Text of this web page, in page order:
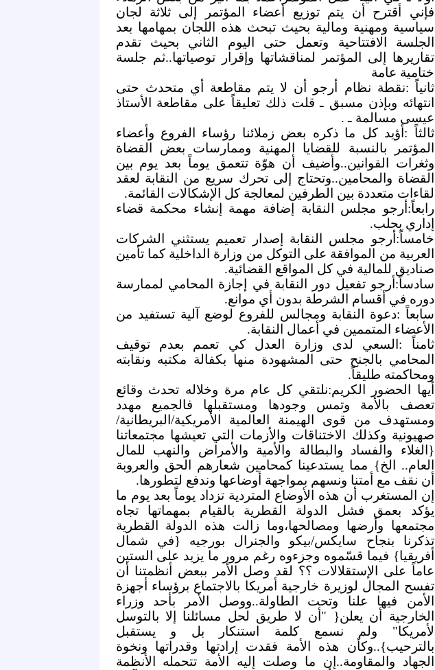
فإني أقترح أن يتم توزيع أعضاء المؤتمر إلى ثلاثة لجان
سياسية ومهنية ومالية بحيث تبحث هذه اللجان بمهامها بعد
الجلسة الافتتاحية وتعمل حتى اليوم الثاني بحيث تقدم
تقاريرها إلى المؤتمر لمناقشاتها وإقرار توصياتها..ثم جلسة
ختامية عامة
ثانياً :نقطة نظام أرجو أن لا يتم مقاطعة أي متحدث حتى
انتهائه وبإذن مسبق ـ قلت ذلك تعليقاً على مقاطعة الأستاذ
عيسى مسالمة ـ .
ثالثاً :أؤيد كل ما ذكره بعض زملائنا رؤساء الفروع وأعضاء
المؤتمر بالنسبة للقضايا المهنية وممارسات بعض القضاة
وثغرات القوانين..وأضيف أن هوّة تتعمق يوماً بعد يوم بين
القضاة والمحامين..وتحتاج إلى تحرك سريع من النقابة لعقد
لقاءات متعددة بين الطرفين لمعالجة كل الإشكالات القائمة.
رابعاً:أرجو مجلس النقابة إضافة مهمة إنشاء محكمة قضاء
إداري بحلب.
خامساً:أرجو مجلس النقابة إصدار تعميم يستثني الشركات
العربية من الموافقة على التوكل من وزارة الداخلية كما تأمين
صناديق للمالية في كل المواقع القضائية.
سادساً:أرجو تفعيل دور النقابة في إجازة المحامي لممارسة
دوره في أقسام الشرطة بدون أي موانع.
سابعاً :دعوة النقابة ومجالس للفروع لوضع آلية تستفيد من
الأعضاء المتممين في أعمال النقابة.
ثامناً :السعي لدى وزارة العدل كي تعمم بعدم توقيف
المحامي بالجنح حتى المشهودة منها بكفالة مكتبه ونقابته
ومحاكمته طليقاً.
أيها الحضور الكريم:نلتقي كل عام مرة وخلاله تحدث وقائع
تعصف بالأمة وتمس وجودها ومستقبلها فالجميع مهدد
ومستهدف من قوى الهيمنة العالمية الأمريكية/البريطانية/
صهيونية وكذلك الاختناقات والأزمات التي تعيشها مجتمعاتنا
{الغلاء والفساد والبطالة والأمية والأمراض والنهب للمال
العام.. الخ} مما يستدعينا كمحامين شعارهم الحق والعروبة
أن نقف مع أمتنا ونسهم بمواجهة أوضاعها وندفع لتطورها.
إن المستغرب أن هذه الأوضاع المتردية تزداد يوماً بعد يوم ما
يؤكد بعمق فشل الدولة القطرية بالقيام بمهماتها تجاه
مجتمعها وأرضها ومصالحها،وما زالت هذه الدولة القطرية
تذكرنا بنجاح سايكس/بيكو والجنرال بورجيه {في شمال
أفريقيا} فيما قسّموه وجزءوه رغم مرور ما يزيد على الستين
عاماً على الإستقلالات ؟؟ لقد وصل الأمر ببعض أنظمتنا أن
تفسح المجال لوزيرة خارجية أمريكا بالاجتماع برؤساء أجهزة
الأمن فيها علنا وتحت الطاولة..ووصل الأمر بأحد وزراء
الخارجية أن يعلن{ "أن لا طريق لحل مسائلنا إلا بالتوسل
لأمريكا" ولم نسمع كلمة استنكار بل و يستقبل
بالترحيب}..وكأن هذه الأمة فقدت إرادتها وقدراتها ونخوة
الجهاد والمقاومة..إن ما وصلت إليه الأمة تتحمله الأنظمة